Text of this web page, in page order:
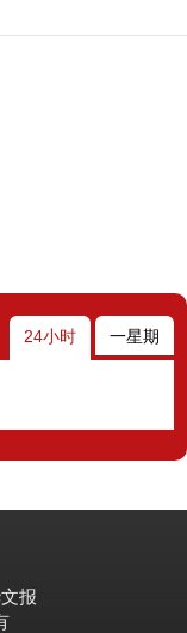
24小时 一星期
报